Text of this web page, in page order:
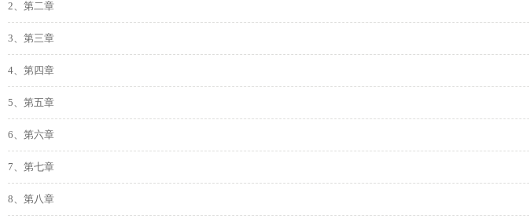
2、第二章
3、第三章
4、第四章
5、第五章
6、第六章
7、第七章
8、第八章